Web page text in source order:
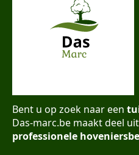
Bent u op zoek naar een
Das-marc.be maakt deel
professionele